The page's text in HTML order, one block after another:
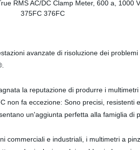
avanzate di risoluzione dei
la reputazione di produrre i
non fa eccezione: Sono precisi,
un'aggiunta perfetta alla famiglia
commerciali e industriali, i multimetri a